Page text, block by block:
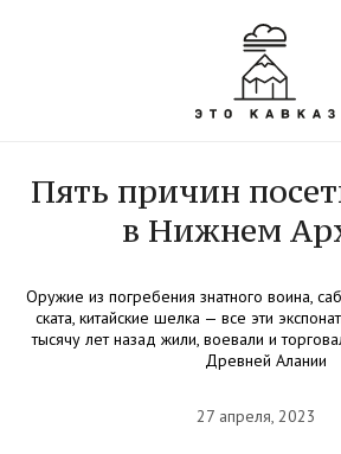
Пять причин
в Нижнем
Оружие из погребения знатного воина,
ската, китайские шелка — все эти
тысячу лет назад жили, воевали и
Древней Алании
27 апреля, 2023